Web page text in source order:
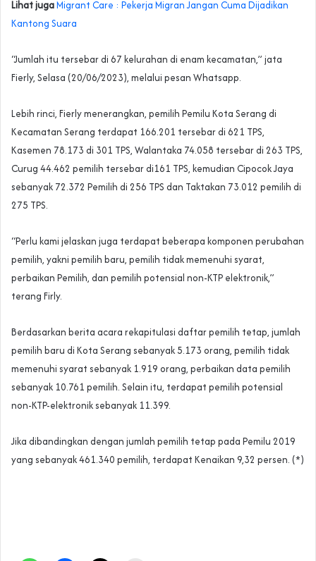
Lihat jugaMigrant Care : Pekerja Migran Jangan Cuma Dijadikan
Kantong Suara
“Jumlah itu tersebar di 67 kelurahan di enam kecamatan,” jata
Fierly, Selasa (20/06/2023), melalui pesan Whatsapp.
Lebih rinci, Fierly menerangkan, pemilih Pemilu Kota Serang di
Kecamatan Serang terdapat 166.201 tersebar di 621 TPS,
Kasemen 78.173 di 301 TPS, Walantaka 74.058 tersebar di 263 TPS,
Curug 44.462 pemilih tersebar di161 TPS, kemudian Cipocok Jaya
sebanyak 72.372 Pemilih di 256 TPS dan Taktakan 73.012 pemilih di
275 TPS.
“Perlu kami jelaskan juga terdapat beberapa komponen perubahan
pemilih, yakni pemilih baru, pemilih tidak memenuhi syarat,
perbaikan Pemilih, dan pemilih potensial non-KTP elektronik,”
terang Firly.
Berdasarkan berita acara rekapitulasi daftar pemilih tetap, jumlah
pemilih baru di Kota Serang sebanyak 5.173 orang, pemilih tidak
memenuhi syarat sebanyak 1.919 orang, perbaikan data pemilih
sebanyak 10.761 pemilih. Selain itu, terdapat pemilih potensial
non-KTP-elektronik sebanyak 11.399.
Jika dibandingkan dengan jumlah pemilih tetap pada Pemilu 2019
yang sebanyak 461.340 pemilih, terdapat Kenaikan 9,32 persen. (*)